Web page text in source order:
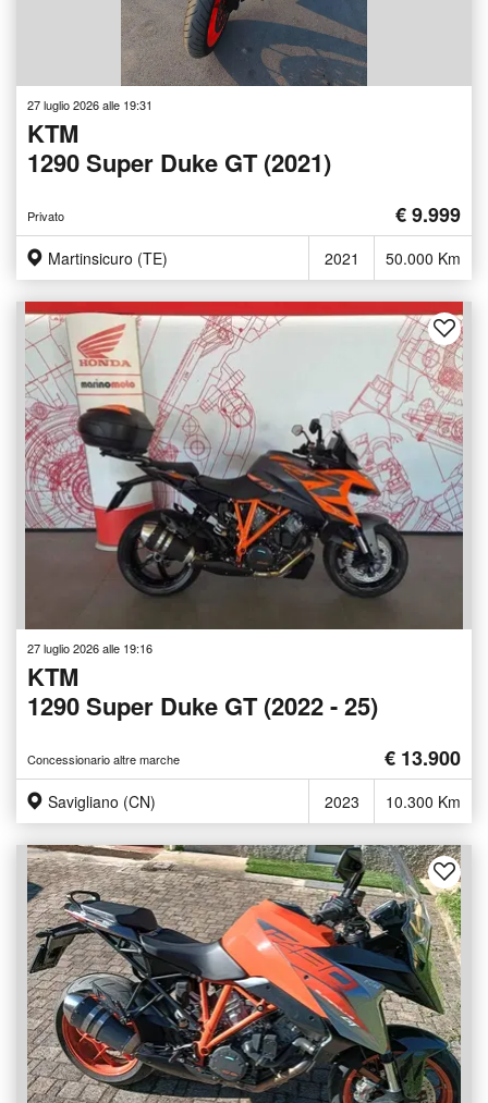
27 luglio 2026 alle 19:31
KTM
1290 Super Duke GT (2021)
Privato € 9.999
Martinsicuro (TE) 2021 50.000 Km
27 luglio 2026 alle 19:16
KTM
1290 Super Duke GT (2022 - 25)
Concessionario altre marche € 13.900
Savigliano (CN) 2023 10.300 Km